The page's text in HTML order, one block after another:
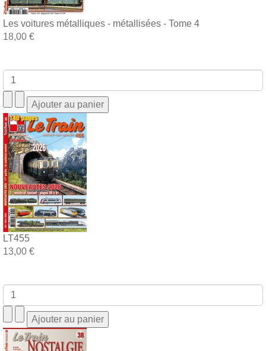
Les voitures métalliques - métallisées - Tome 4
18,00 €
LT455
13,00 €